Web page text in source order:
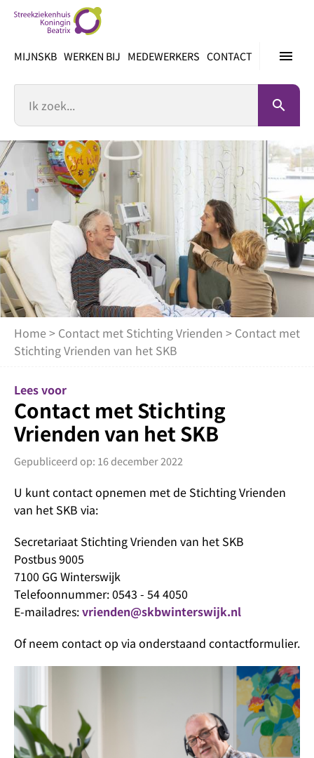
inhoud
menu
MIJNSKB WERKEN BIJ MEDEWERKERS CONTACT
search
Home > Contact met Stichting Vrienden > Contact met
Stichting Vrienden van het SKB
Lees voor
Contact met Stichting
Vrienden van het SKB
Gepubliceerd op: 16 december 2022
U kunt contact opnemen met de Stichting Vrienden
van het SKB via:
Secretariaat Stichting Vrienden van het SKB
Postbus 9005
7100 GG Winterswijk
Telefoonnummer: 0543 - 54 4050
E-mailadres:vrienden@skbwinterswijk.nl
Of neem contact op via onderstaand contactformulier.